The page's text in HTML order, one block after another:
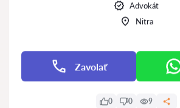
Advokát
Nitra
Zavolať
0 0 9